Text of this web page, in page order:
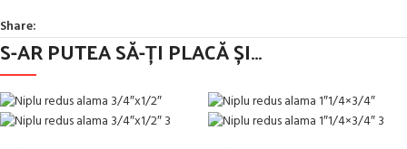
Share:
S-AR PUTEA SĂ-ȚI PLACĂ ȘI…